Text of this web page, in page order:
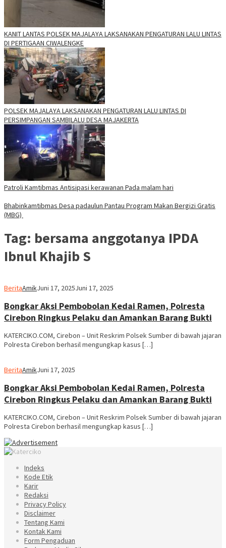
KANIT LANTAS POLSEK MAJALAYA LAKSANAKAN PENGATURAN LALU LINTAS
DI PERTIGAAN CIWALENGKE
POLSEK MAJALAYA LAKSANAKAN PENGATURAN LALU LINTAS DI
PERSIMPANGAN SAMBILALU DESA MAJAKERTA
Patroli Kamtibmas Antisipasi kerawanan Pada malam hari
Bhabinkamtibmas Desa padaulun Pantau Program Makan Bergizi Gratis
(MBG)
Tag: bersama anggotanya IPDA
Ibnul Khajib S
BeritaAmikJuni 17, 2025Juni 17, 2025
Bongkar Aksi Pembobolan Kedai Ramen, Polresta
Cirebon Ringkus Pelaku dan Amankan Barang Bukti
KATERCIKO.COM, Cirebon – Unit Reskrim Polsek Sumber di bawah jajaran
Polresta Cirebon berhasil mengungkap kasus […]
BeritaAmikJuni 17, 2025
Bongkar Aksi Pembobolan Kedai Ramen, Polresta
Cirebon Ringkus Pelaku dan Amankan Barang Bukti
KATERCIKO.COM, Cirebon – Unit Reskrim Polsek Sumber di bawah jajaran
Polresta Cirebon berhasil mengungkap kasus […]
Indeks
Kode Etik
Karir
Redaksi
Privacy Policy
Disclaimer
Tentang Kami
Kontak Kami
Form Pengaduan